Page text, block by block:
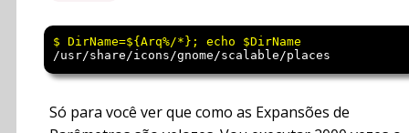
/usr/share/icons/gnome/scalable/places
Só para você ver que como as Expansões de